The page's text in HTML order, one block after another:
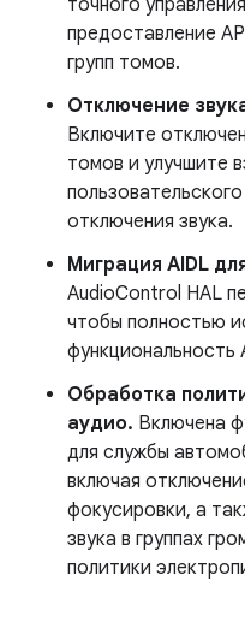
точного
предоставление
групп томов.
Отключение
Включите
томов и улучшите
отключения звука.
Миграция AIDL
AudioControl HAL
чтобы полностью
функциональность
Обработка
аудио. Включена
для службы
включая
фокусировки, а
звука в группах
политики